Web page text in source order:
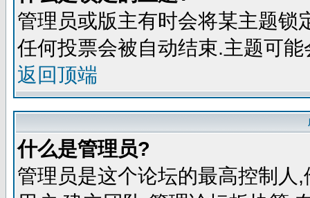
管理员或版主有时会将某主题锁
任何投票会被自动结束.主题可
返回顶端
什么是管理员?
管理员是这个论坛的最高控制人